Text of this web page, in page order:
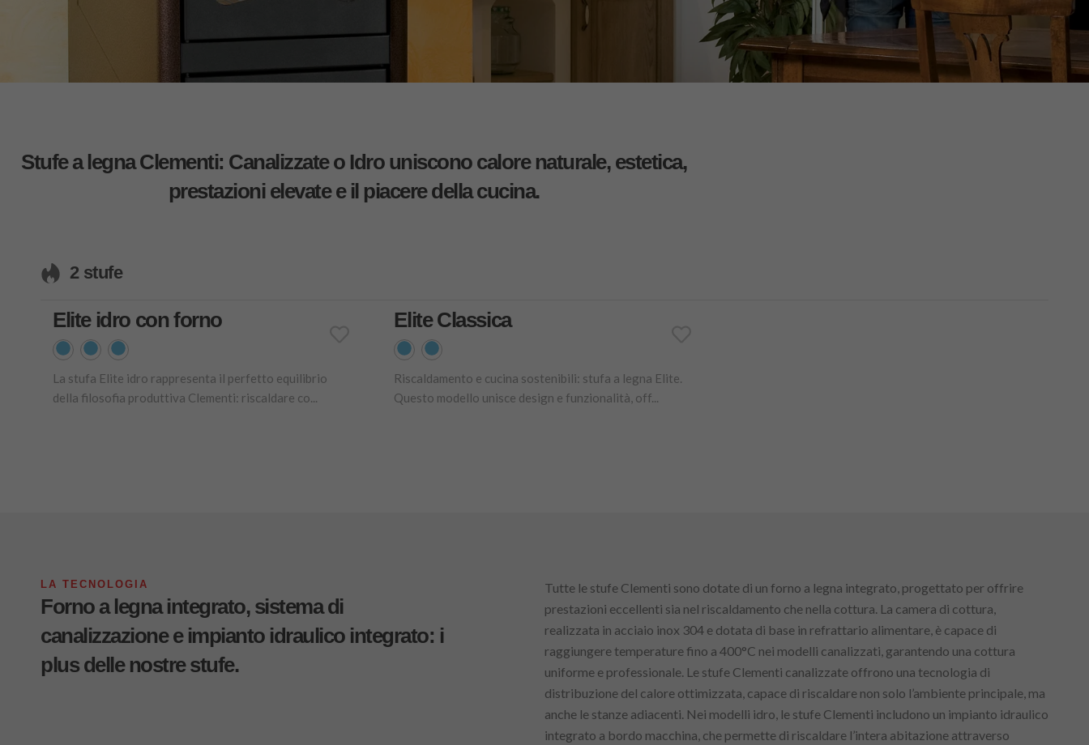
Stufe a legna Clementi: Canalizzate o Idro uniscono calore naturale, estetica,
prestazioni elevate e il piacere della cucina.
2 stufe
Elite idro con forno
La stufa Elite idro rappresenta il perfetto equilibrio
della filosofia produttiva Clementi: riscaldare co...
Elite Classica
Riscaldamento e cucina sostenibili: stufa a legna Elite.
Questo modello unisce design e funzionalità, off...
LA TECNOLOGIA
Forno a legna integrato, sistema di
canalizzazione e impianto idraulico integrato: i
plus delle nostre stufe.
Tutte le stufe Clementi sono dotate di un forno a legna integrato, progettato per offrire
prestazioni eccellenti sia nel riscaldamento che nella cottura. La camera di cottura,
realizzata in acciaio inox 304 e dotata di base in refrattario alimentare, è capace di
raggiungere temperature fino a 400°C nei modelli canalizzati, garantendo una cottura
uniforme e professionale. Le stufe Clementi canalizzate offrono una tecnologia di
distribuzione del calore ottimizzata, capace di riscaldare non solo l’ambiente principale, ma
anche le stanze adiacenti. Nei modelli idro, le stufe Clementi includono un impianto idraulico
integrato a bordo macchina, che permette di riscaldare l’intera abitazione attraverso